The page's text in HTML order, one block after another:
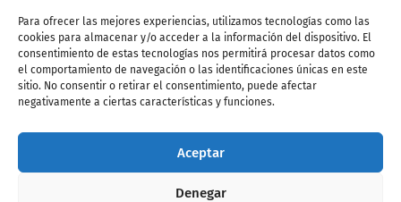
Para ofrecer las mejores experiencias, utilizamos tecnologías como las
cookies para almacenar y/o acceder a la información del dispositivo. El
consentimiento de estas tecnologías nos permitirá procesar datos como
el comportamiento de navegación o las identificaciones únicas en este
sitio. No consentir o retirar el consentimiento, puede afectar
negativamente a ciertas características y funciones.
Aceptar
Denegar
Compra entradas
¿Te ha gustado
la noticia?